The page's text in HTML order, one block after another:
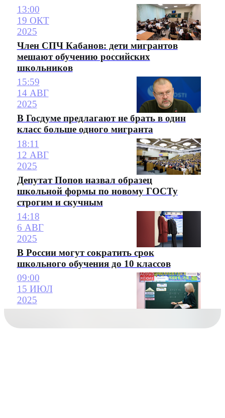
13:00
19 ОКТ
2025
Член СПЧ Кабанов: дети мигрантов
мешают обучению российских
школьников
15:59
14 АВГ
2025
В Госдуме предлагают не брать в один
класс больше одного мигранта
18:11
12 АВГ
2025
Депутат Попов назвал образец
школьной формы по новому ГОСТу
строгим и скучным
14:18
6 АВГ
2025
В России могут сократить срок
школьного обучения до 10 классов
09:00
15 ИЮЛ
2025